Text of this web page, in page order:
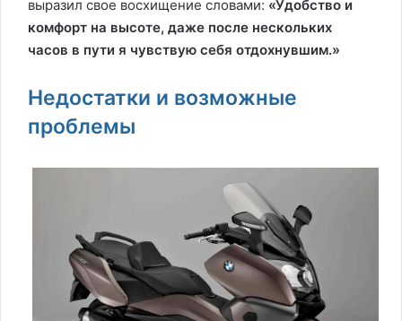
выразил свое восхищение словами: «Удобство и
комфорт на высоте, даже после нескольких
часов в пути я чувствую себя отдохнувшим.»
Недостатки и возможные
проблемы